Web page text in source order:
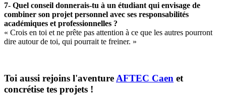
7- Quel conseil donnerais-tu à un étudiant qui envisage de
combiner son projet personnel avec ses responsabilités
académiques et professionnelles ?
« Crois en toi et ne prête pas attention à ce que les autres pourront
dire autour de toi, qui pourrait te freiner. »
Toi aussi rejoins l'aventure AFTEC Caen et
concrétise tes projets !